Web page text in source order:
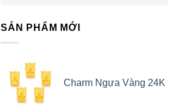
SẢN PHẨM MỚI
Charm Ngựa Vàng 24K